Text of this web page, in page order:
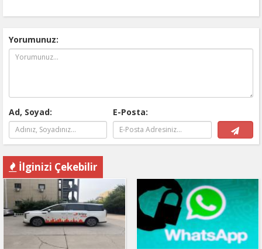
Yorumunuz:
Ad, Soyad: E-Posta:
İlginizi Çekebilir